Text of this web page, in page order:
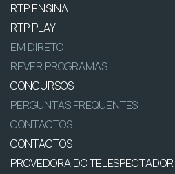
RTP ENSINA
RTP PLAY
EM DIRETO
REVER PROGRAMAS
CONCURSOS
PERGUNTAS FREQUENTES
CONTACTOS
CONTACTOS
PROVEDORA DO TELESPECTADOR